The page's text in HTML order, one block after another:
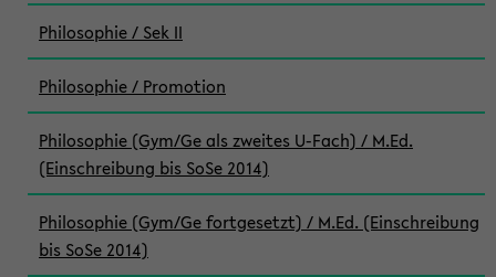
Philosophie / Sek II
Philosophie / Promotion
Philosophie (Gym/Ge als zweites U-Fach) / M.Ed.
(Einschreibung bis SoSe 2014)
Philosophie (Gym/Ge fortgesetzt) / M.Ed. (Einschreibung
bis SoSe 2014)